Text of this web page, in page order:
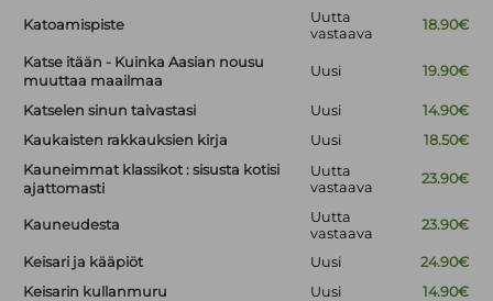
Katoamispiste
Uutta
vastaava
18.90€
Katse itään - Kuinka Aasian nousu
muuttaa maailmaa
Uusi 19.90€
Katselen sinun taivastasi Uusi
14.90€
Kaukaisten rakkauksien kirja
Uusi
18.50€
Kauneimmat klassikot : sisusta kotisi
ajattomasti
Uutta
vastaava
23.90€
Kauneudesta
Uutta
vastaava
23.90€
Keisari ja kääpiöt Uusi
24.90€
Keisarin kullanmuru
Uusi
14.90€